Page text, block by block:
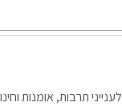
תרבות, אומנות